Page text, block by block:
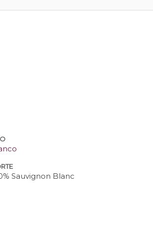
Sauvignon Blanc